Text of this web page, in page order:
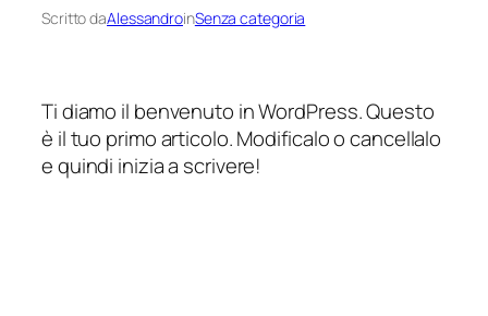
Scritto daAlessandroinSenza categoria
Ti diamo il benvenuto in WordPress. Questo
è il tuo primo articolo. Modificalo o cancellalo
e quindi inizia a scrivere!